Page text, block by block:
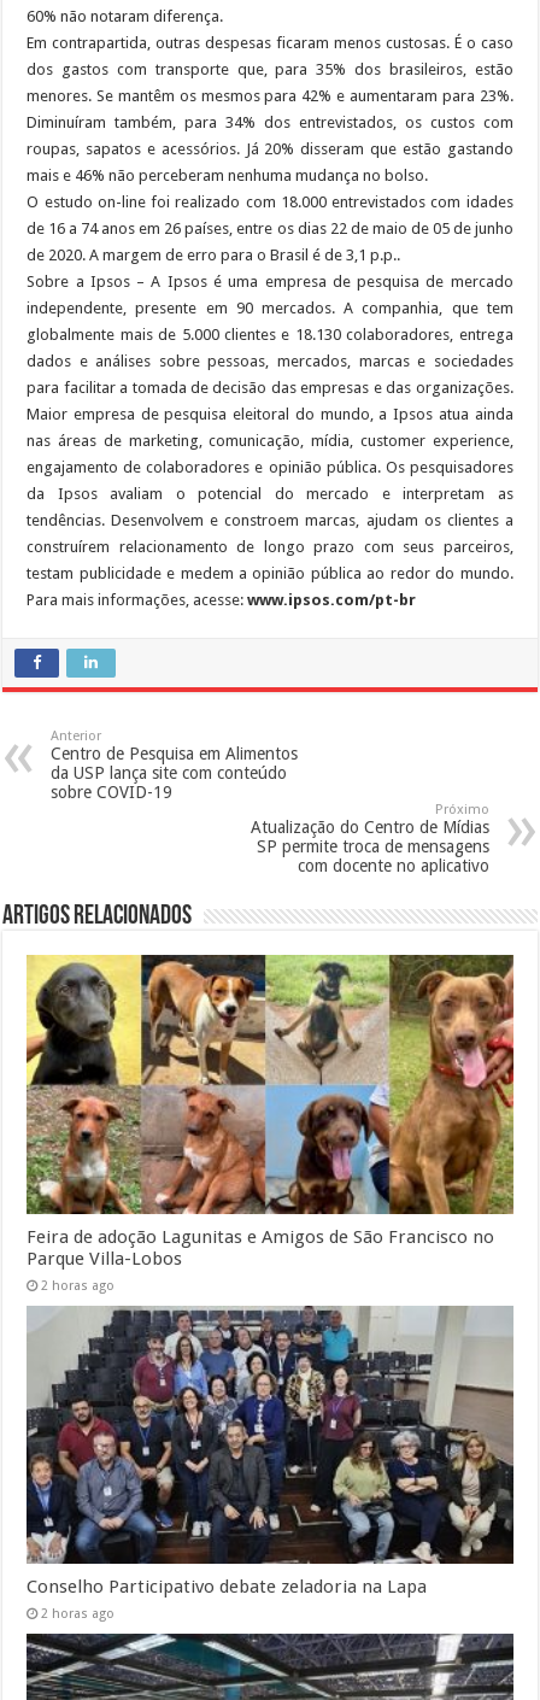
60% não notaram diferença.
Em contrapartida, outras despesas ficaram menos custosas. É o caso
dos gastos com transporte que, para 35% dos brasileiros, estão
menores. Se mantêm os mesmos para 42% e aumentaram para 23%.
Diminuíram também, para 34% dos entrevistados, os custos com
roupas, sapatos e acessórios. Já 20% disseram que estão gastando
mais e 46% não perceberam nenhuma mudança no bolso.
O estudo on-line foi realizado com 18.000 entrevistados com idades
de 16 a 74 anos em 26 países, entre os dias 22 de maio de 05 de junho
de 2020. A margem de erro para o Brasil é de 3,1 p.p..
Sobre a Ipsos – A Ipsos é uma empresa de pesquisa de mercado
independente, presente em 90 mercados. A companhia, que tem
globalmente mais de 5.000 clientes e 18.130 colaboradores, entrega
dados e análises sobre pessoas, mercados, marcas e sociedades
para facilitar a tomada de decisão das empresas e das organizações.
Maior empresa de pesquisa eleitoral do mundo, a Ipsos atua ainda
nas áreas de marketing, comunicação, mídia, customer experience,
engajamento de colaboradores e opinião pública. Os pesquisadores
da Ipsos avaliam o potencial do mercado e interpretam as
tendências. Desenvolvem e constroem marcas, ajudam os clientes a
construírem relacionamento de longo prazo com seus parceiros,
testam publicidade e medem a opinião pública ao redor do mundo.
Para mais informações, acesse:www.ipsos.com/pt-br
Anterior
Centro de Pesquisa em Alimentos
da USP lança site com conteúdo
sobre COVID-19
Próximo
Atualização do Centro de Mídias
SP permite troca de mensagens
com docente no aplicativo
Artigos Relacionados
Feira de adoção Lagunitas e Amigos de São Francisco no
Parque Villa-Lobos
2 horas ago
Conselho Participativo debate zeladoria na Lapa
2 horas ago